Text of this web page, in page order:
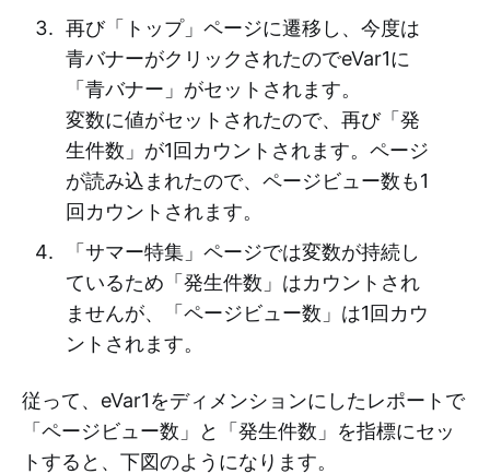
再び「トップ」ページに遷移し、今度は
青バナーがクリックされたのでeVar1に
「青バナー」がセットされます。
変数に値がセットされたので、再び「発
生件数」が1回カウントされます。ページ
が読み込まれたので、ページビュー数も1
回カウントされます。
「サマー特集」ページでは変数が持続し
ているため「発生件数」はカウントされ
ませんが、「ページビュー数」は1回カウ
ントされます。
従って、eVar1をディメンションにしたレポートで
「ページビュー数」と「発生件数」を指標にセッ
トすると、下図のようになります。